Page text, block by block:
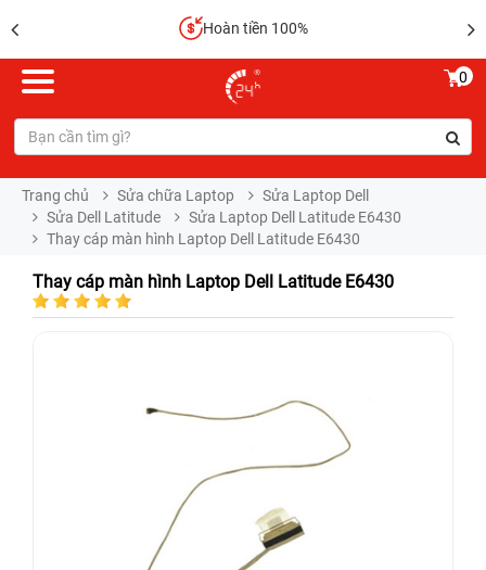
Hoàn tiền 100%
0
Trang chủ Sửa chữa Laptop
Sửa Laptop Dell
Sửa Dell Latitude
Sửa Laptop Dell Latitude E6430
Thay cáp màn hình Laptop Dell Latitude E6430
Thay cáp màn hình Laptop Dell Latitude E6430